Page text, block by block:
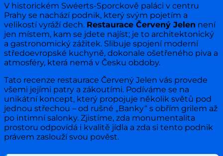
V historickém Swéerts-Sporckově paláci v centru
Prahy se nachází podnik, který svým pojetím a
velikostí vyráží dech. Restaurace Červený Jelen není
jen místem, kam se jdete najíst; je to architektonický
a gastronomický zážitek. Slibuje spojení moderní
středoevropské kuchyně, dokonale ošetřeného piva a
atmosféry, která nemá v Česku obdoby.
Tato recenze restaurace Červený Jelen vás provede
všemi jejími patry a zákoutími. Podíváme se na
unikátní koncept, který propojuje několik světů pod
jednou střechou – od rušné „Banky“ s obřím grilem až
po intimní salonky. Zjistíme, zda monumentalita
prostoru odpovídá i kvalitě jídla a zda si tento podnik
právem zaslouží svou pověst.